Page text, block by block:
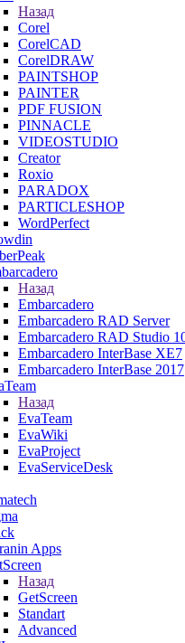
Назад
Corel
CorelCAD
CorelDRAW
PAINTSHOP
PAINTER
PDF FUSION
PINNACLE
VIDEOSTUDIO
Creator
Roxio
PARADOX
PARTICLESHOP
WordPerfect
Назад
Embarcadero
Embarcadero RAD Server
Embarcadero RAD Studio
Embarcadero InterBase XE7
Embarcadero InterBase 2017
Назад
EvaTeam
EvaWiki
EvaProject
EvaServiceDesk
Apps
Назад
GetScreen
Standart
Advanced